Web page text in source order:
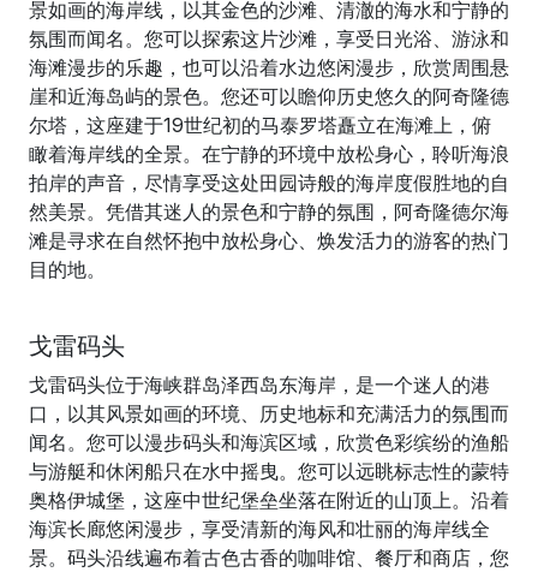
景如画的海岸线，以其金色的沙滩、清澈的海水和宁静的
氛围而闻名。您可以探索这片沙滩，享受日光浴、游泳和
海滩漫步的乐趣，也可以沿着水边悠闲漫步，欣赏周围悬
崖和近海岛屿的景色。您还可以瞻仰历史悠久的阿奇隆德
尔塔，这座建于19世纪初的马泰罗塔矗立在海滩上，俯
瞰着海岸线的全景。在宁静的环境中放松身心，聆听海浪
拍岸的声音，尽情享受这处田园诗般的海岸度假胜地的自
然美景。凭借其迷人的景色和宁静的氛围，阿奇隆德尔海
滩是寻求在自然怀抱中放松身心、焕发活力的游客的热门
目的地。
戈雷码头
戈雷码头位于海峡群岛泽西岛东海岸，是一个迷人的港
口，以其风景如画的环境、历史地标和充满活力的氛围而
闻名。您可以漫步码头和海滨区域，欣赏色彩缤纷的渔船
与游艇和休闲船只在水中摇曳。您可以远眺标志性的蒙特
奥格伊城堡，这座中世纪堡垒坐落在附近的山顶上。沿着
海滨长廊悠闲漫步，享受清新的海风和壮丽的海岸线全
景。码头沿线遍布着古色古香的咖啡馆、餐厅和商店，您